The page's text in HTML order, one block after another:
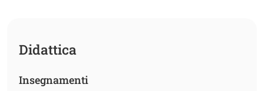
Didattica
Insegnamenti